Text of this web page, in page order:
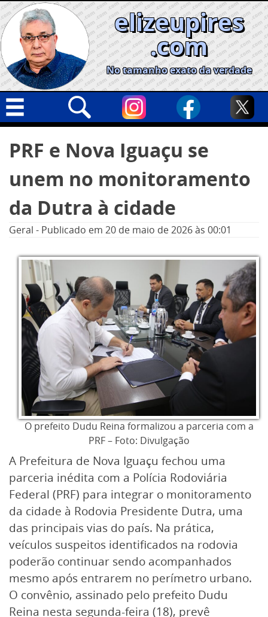
Skip
to
content
elizeupires
.com
No tamanho exato da verdade
Geral
Cidades
Política
Informe especial
por:
PRF e Nova Iguaçu se
unem no monitoramento
da Dutra à cidade
Geral - Publicado em 20 de maio de 2026às 00:01
O prefeito Dudu Reina formalizou a parceria com a
PRF – Foto: Divulgação
A Prefeitura de Nova Iguaçu fechou uma
parceria inédita com a Polícia Rodoviária
Federal (PRF) para integrar o monitoramento
da cidade à Rodovia Presidente Dutra, uma
das principais vias do país. Na prática,
veículos suspeitos identificados na rodovia
poderão continuar sendo acompanhados
mesmo após entrarem no perímetro urbano.
O convênio, assinado pelo prefeito Dudu
Reina nesta segunda-feira (18), prevê